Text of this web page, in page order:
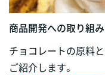
商品開発への取り組
チョコレートの原料
ご紹介します。